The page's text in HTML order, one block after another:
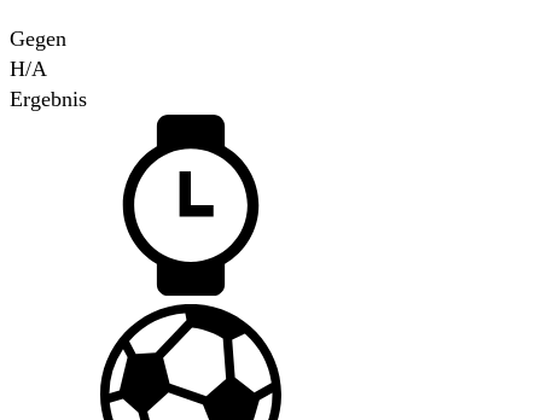
Gegen
H/A
Ergebnis